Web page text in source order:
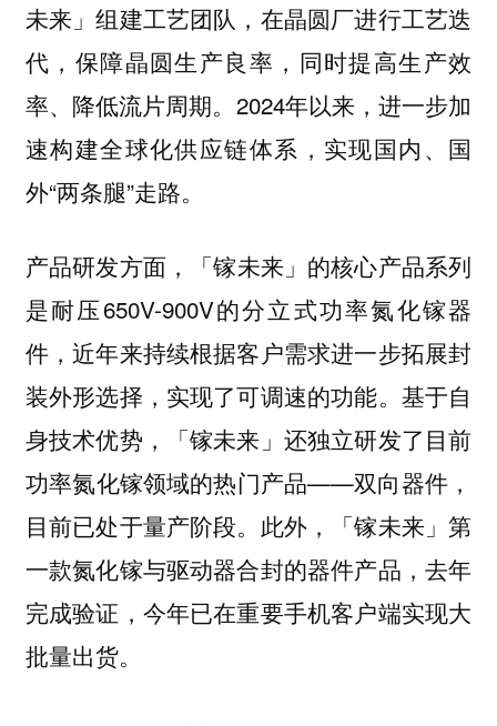
未来」组建工艺团队，在晶圆厂进行工艺迭
代，保障晶圆生产良率，同时提高生产效
率、降低流片周期。2024年以来，进一步加
速构建全球化供应链体系，实现国内、国
外“两条腿”走路。
产品研发方面，
「镓未来」的核心产品系列
是耐压650V-900V的分立式功率氮化镓器
件，近年来持续根据客户需求进一步拓展封
装外形选择，实现了可调速的功能。基于自
身技术优势，「镓未来」还独立研发了目前
功率氮化镓领域的热门产品——双向器件，
目前已处于量产阶段。此外，「镓未来」第
一款氮化镓与驱动器合封的器件产品，去年
完成验证，今年已在重要手机客户端实现大
批量出货。